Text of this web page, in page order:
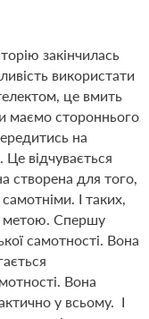
закінчилась
використати
це вмить
маємо стороннього
на
відчувається
створена для того,
І таких,
метою. Спершу
самотності. Вона
Вона
у всьому. І